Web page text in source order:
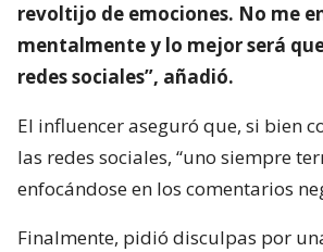
revoltijo de emociones. No me
mentalmente y lo mejor será
redes sociales”, añadió.
El influencer aseguró que, si bien
las redes sociales, “uno siempre
enfocándose en los comentarios
Finalmente, pidió disculpas por